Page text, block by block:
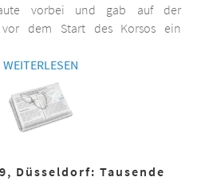
vorbei und gab auf der
vor dem Start des Korsos ein
WEITERLESEN
Düsseldorf: Tausende